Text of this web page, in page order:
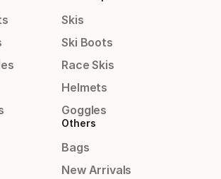
Skis
Ski Boots
Race Skis
Helmets
Goggles
Others
Bags
New Arrivals